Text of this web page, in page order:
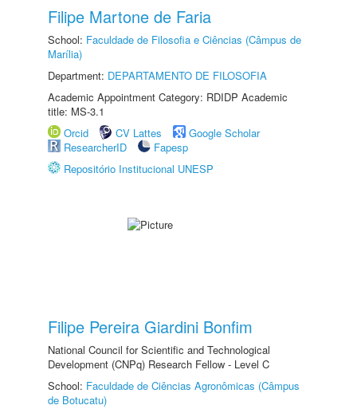
Filipe Martone de Faria
School: Faculdade de Filosofia e Ciências (Câmpus de
Marília)
Department: DEPARTAMENTO DE FILOSOFIA
Academic Appointment Category: RDIDP Academic
title: MS-3.1
Orcid
CV Lattes
Google Scholar
ResearcherID
Fapesp
Repositório Institucional UNESP
Filipe Pereira Giardini Bonfim
National Council for Scientific and Technological
Development (CNPq) Research Fellow - Level C
School: Faculdade de Ciências Agronômicas (Câmpus
de Botucatu)